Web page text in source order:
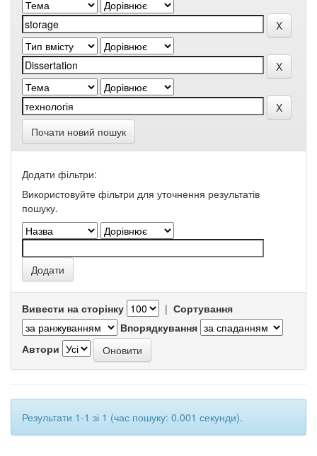
Почати новий пошук
Додати фільтри:
Використовуйте фільтри для уточнення результатів
пошуку.
Вивести на сторінку | Сортування
Впорядкування
Автори
Результати 1-1 зі 1 (час пошуку: 0.001 секунди).